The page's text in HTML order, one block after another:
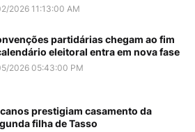
2026 11:13:00 AM
partidárias chegam ao fim
eleitoral entra em nova fase
2026 05:43:00 PM
prestigiam casamento da
filha de Tasso